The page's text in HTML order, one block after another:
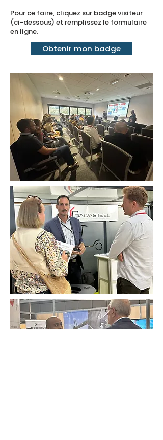
Pour ce faire, cliquez sur badge visiteur
(ci-dessous) et remplissez le formulaire
en ligne.
Obtenir mon badge